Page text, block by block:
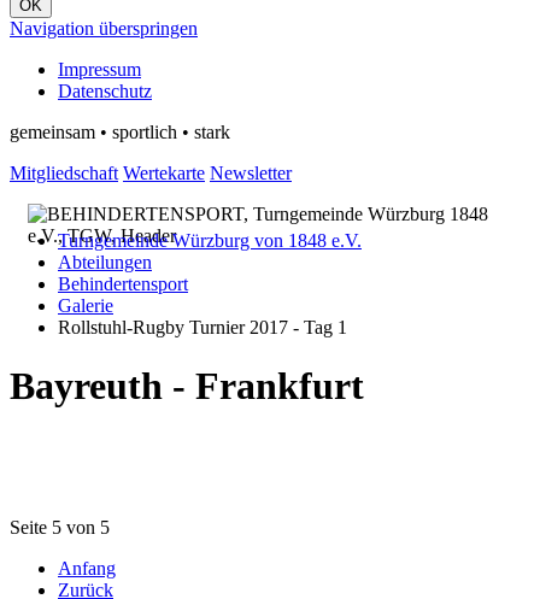
OK
Navigation überspringen
Impressum
Datenschutz
gemeinsam • sportlich • stark
Mitgliedschaft Wertekarte Newsletter
Turngemeinde Würzburg von 1848 e.V.
Abteilungen
Behindertensport
Galerie
Rollstuhl-Rugby Turnier 2017 - Tag 1
Bayreuth - Frankfurt
Seite 5 von 5
Anfang
Zurück